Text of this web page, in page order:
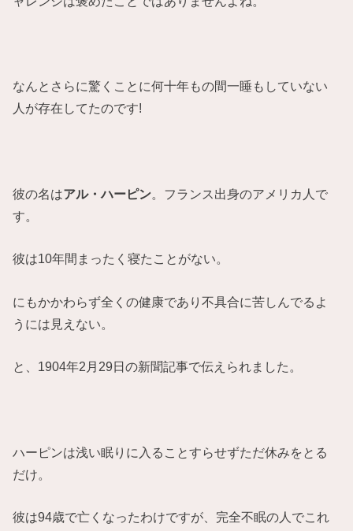
なんとさらに驚くことに何十年もの間一睡もしていない
人が存在してたのです!
彼の名はアル・ハーピン。フランス出身のアメリカ人で
す。
彼は10年間まったく寝たことがない。
にもかかわらず全くの健康であり不具合に苦しんでるよ
うには見えない。
と、1904年2月29日の新聞記事で伝えられました。
ハーピンは浅い眠りに入ることすらせずただ休みをとる
だけ。
彼は94歳で亡くなったわけですが、完全不眠の人でこれ